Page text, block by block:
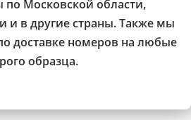
по Московской области,
и в другие страны. Также мы
доставке номеров на любые
образца.